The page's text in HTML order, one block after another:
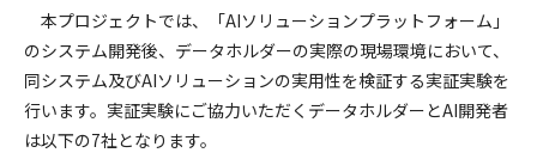
本プロジェクトでは、「AIソリューションプラットフォーム」
のシステム開発後、データホルダーの実際の現場環境において、
同システム及びAIソリューションの実用性を検証する実証実験を
行います。実証実験にご協力いただくデータホルダーとAI開発者
は以下の7社となります。